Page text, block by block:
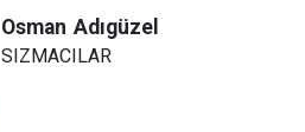
Osman Adıgüzel
SIZMACILAR